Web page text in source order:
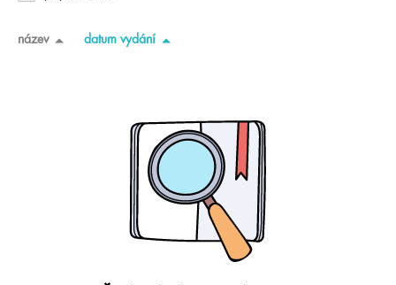
název datum vydání